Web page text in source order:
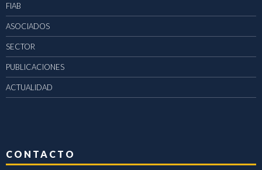
FIAB
ASOCIADOS
SECTOR
PUBLICACIONES
ACTUALIDAD
CONTACTO